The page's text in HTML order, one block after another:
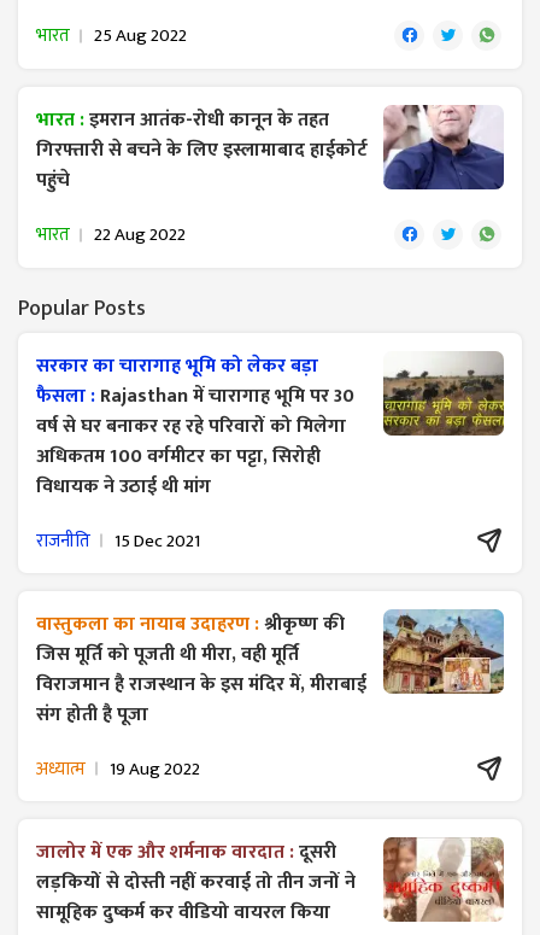
भारत 25 Aug 2022
भारत :इमरान आतंक-रोधी कानून के तहत
गिरफ्तारी से बचने के लिए इस्लामाबाद हाईकोर्ट
पहुंचे
भारत 22 Aug 2022
Popular Posts
सरकार का चारागाह भूमि को लेकर बड़ा
फैसला :Rajasthan में चारागाह भूमि पर 30
वर्ष से घर बनाकर रह रहे परिवारों को मिलेगा
अधिकतम 100 वर्गमीटर का पट्टा, सिरोही
विधायक ने उठाई थी मांग
राजनीति 15 Dec 2021
वास्तुकला का नायाब उदाहरण :श्रीकृष्ण की
जिस मूर्ति को पूजती थी मीरा, वही मूर्ति
विराजमान है राजस्थान के इस मंदिर में, मीराबाई
संग होती है पूजा
अध्यात्म 19 Aug 2022
जालोर में एक और शर्मनाक वारदात :दूसरी
लड़कियों से दोस्ती नहीं करवाई तो तीन जनों ने
सामूहिक दुष्कर्म कर वीडियो वायरल किया